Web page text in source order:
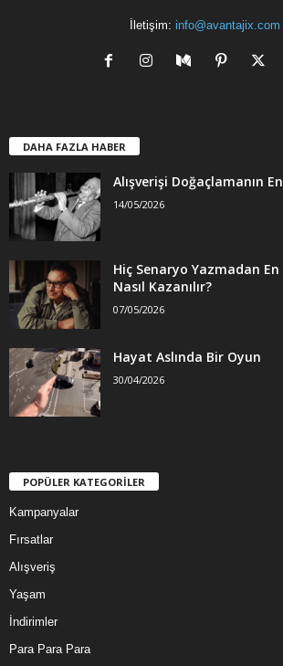
İletişim: info@avantajix.com
DAHA FAZLA HABER
Alışverişi Doğaçlamanın
14/05/2026
Hiç Senaryo Yazmadan
Nasıl Kazanılır?
07/05/2026
Hayat Aslında Bir Oyun
30/04/2026
POPÜLER KATEGORİLER
Kampanyalar
Fırsatlar
Alışveriş
Yaşam
İndirimler
Para Para Para